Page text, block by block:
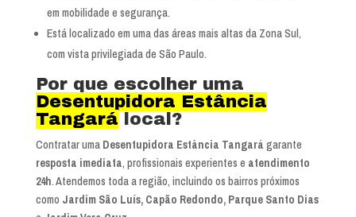
em mobilidade e segurança.
Está localizado em uma das áreas mais altas da Zona Sul,
com vista privilegiada de São Paulo.
Por que escolher uma
Desentupidora Estância
Tangará local?
Contratar uma Desentupidora Estância Tangará garante
resposta imediata, profissionais experientes e atendimento
24h. Atendemos toda a região, incluindo os bairros próximos
como Jardim São Luís, Capão Redondo, Parque Santo Dias